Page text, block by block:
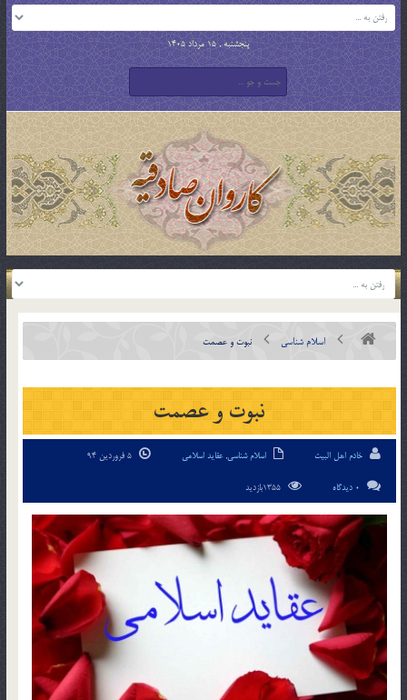
پنجشنبه , 15 مرداد 1405
اسلام شناسی نبوت و عصمت
نبوت و عصمت
خادم اهل البیت اسلام شناسی,عقاید اسلامی
0 دیدگاه